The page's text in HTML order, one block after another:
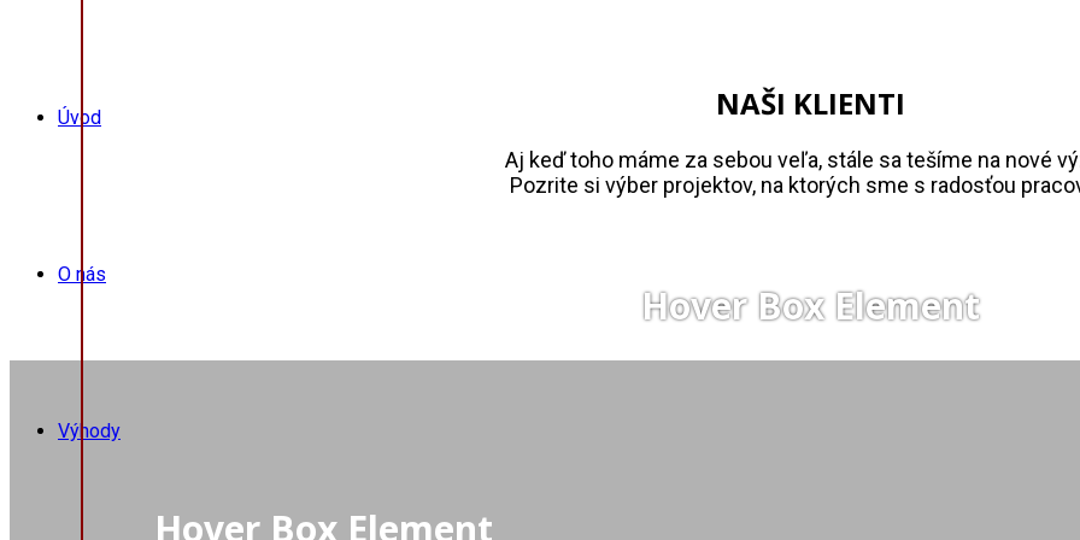
Úvod
O nás
Výhody
NAŠI KLIENTI
Aj keď toho máme za sebou veľa, stále sa tešíme na nové
Pozrite si výber projektov, na ktorých sme s radosťou
Hover Box Element
Hover Box Element